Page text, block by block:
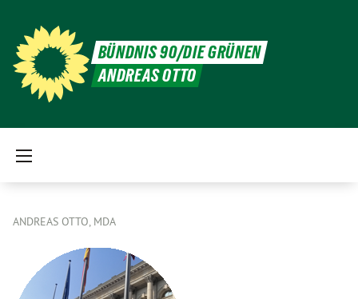
BÜNDNIS 90/DIE GRÜNEN
ANDREAS OTTO
ANDREAS OTTO, MDA